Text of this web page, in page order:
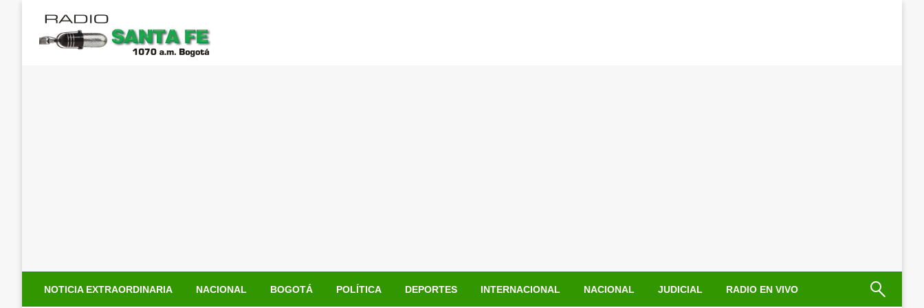
contenido
NOTICIA EXTRAORDINARIA NACIONAL BOGOTÁ POLÍTICA DEPORTES INTERNACIONAL NACIONAL JUDICIAL RADIO EN VIVO